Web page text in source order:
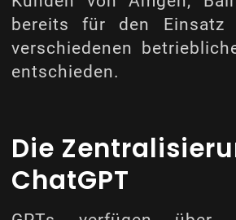
bereits für den Einsatz
verschiedenen
entschieden.
Die
ChatGPT